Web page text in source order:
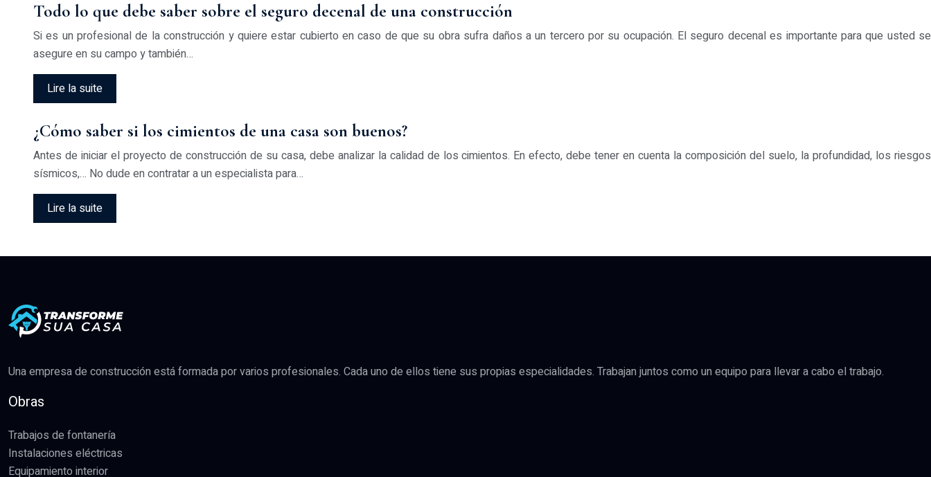
Todo lo que debe saber sobre el seguro decenal de una construcción
Si es un profesional de la construcción y quiere estar cubierto en caso de que su obra sufra daños a un tercero por su ocupación. El seguro decenal es importante para que usted se
asegure en su campo y también…
Lire la suite
¿Cómo saber si los cimientos de una casa son buenos?
Antes de iniciar el proyecto de construcción de su casa, debe analizar la calidad de los cimientos. En efecto, debe tener en cuenta la composición del suelo, la profundidad, los riesgos
sísmicos,… No dude en contratar a un especialista para…
Lire la suite
Una empresa de construcción está formada por varios profesionales. Cada uno de ellos tiene sus propias especialidades. Trabajan juntos como un equipo para llevar a cabo el trabajo.
Obras
Trabajos de fontanería
Instalaciones eléctricas
Equipamiento interior